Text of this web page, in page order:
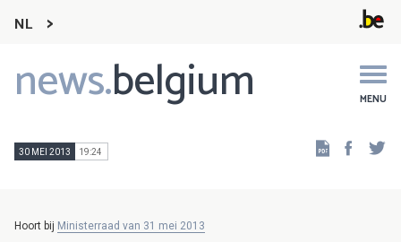
NL
news.belgium MENU
Main
navigation
30 MEI 2013 19:24
Hoort bij Ministerraad van 31 mei 2013